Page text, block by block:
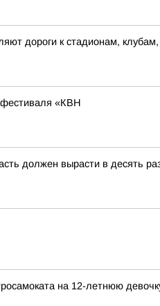
дороги к стадионам,
фестиваля «КВН
должен вырасти в десять
на 12-летнюю